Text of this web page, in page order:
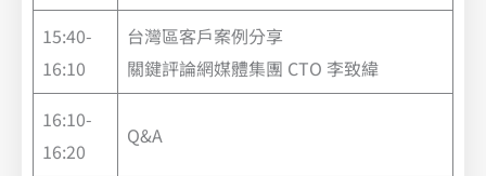
15:40-
16:10
台灣區客戶案例分享
關鍵評論網媒體集團 CTO 李致緯
16:10-
16:20
Q&A